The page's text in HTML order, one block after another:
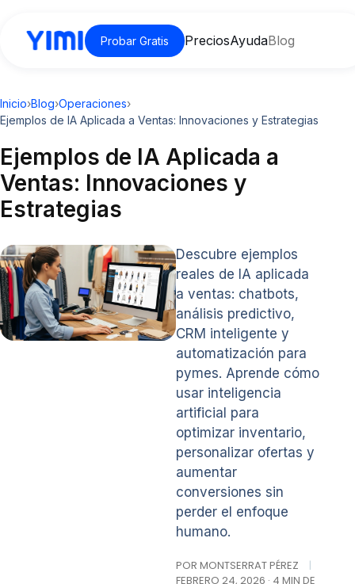
Probar Gratis PreciosAyudaBlog
Inicio›Blog›Operaciones›
Ejemplos de IA Aplicada a Ventas: Innovaciones y Estrategias
Ejemplos de IA Aplicada a
Ventas: Innovaciones y
Estrategias
Descubre ejemplos
reales de IA aplicada
a ventas: chatbots,
análisis predictivo,
CRM inteligente y
automatización para
pymes. Aprende cómo
usar inteligencia
artificial para
optimizar inventario,
personalizar ofertas y
aumentar
conversiones sin
perder el enfoque
humano.
POR MONTSERRAT PÉREZ
|
FEBRERO 24, 2026 · 4 MIN DE